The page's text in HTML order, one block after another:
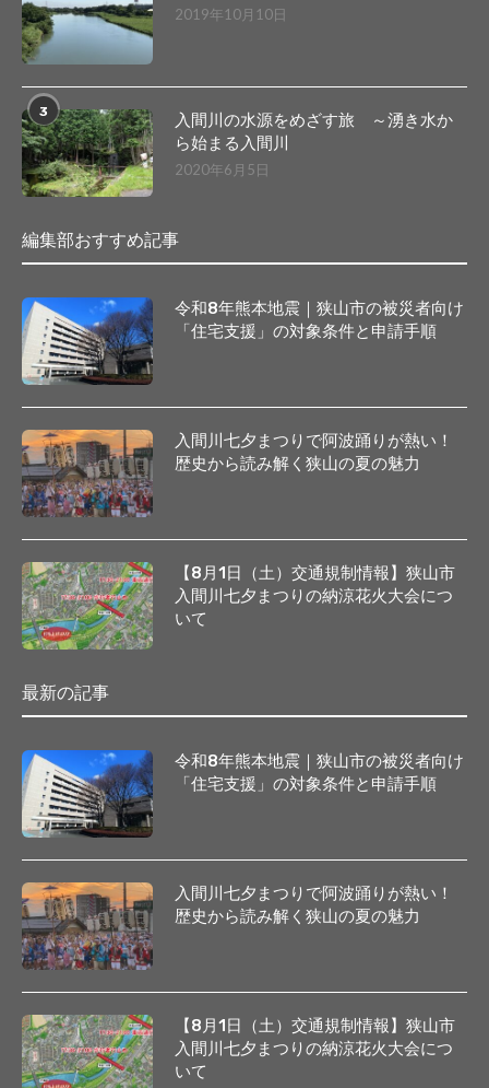
2019年10月10日
3
入間川の水源をめざす旅 ～湧き水か
ら始まる入間川
2020年6月5日
編集部おすすめ記事
令和8年熊本地震｜狭山市の被災者向け
「住宅支援」の対象条件と申請手順
入間川七夕まつりで阿波踊りが熱い！
歴史から読み解く狭山の夏の魅力
【8月1日（土）交通規制情報】狭山市
入間川七夕まつりの納涼花火大会につ
いて
最新の記事
令和8年熊本地震｜狭山市の被災者向け
「住宅支援」の対象条件と申請手順
入間川七夕まつりで阿波踊りが熱い！
歴史から読み解く狭山の夏の魅力
【8月1日（土）交通規制情報】狭山市
入間川七夕まつりの納涼花火大会につ
いて